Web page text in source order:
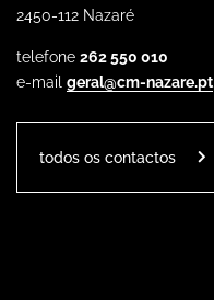
2450-112 Nazaré
telefone 262 550 010
e-mail geral@cm-nazare.pt
todos os contactos